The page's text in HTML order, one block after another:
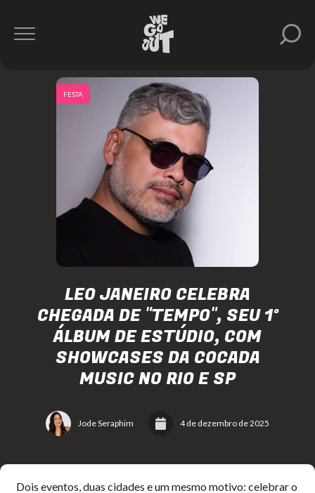
LEO JANEIRO CELEBRA
CHEGADA DE "TEMPO", SEU 1º
ÁLBUM DE ESTÚDIO, COM
SHOWCASES DA COCADA
MUSIC NO RIO E SP
Jode Seraphim 4 de dezembro de 2025
FESTA
Dois eventos, duas cidades e um mesmo motivo: celebrar o